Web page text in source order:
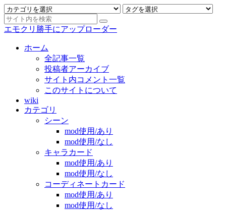
エモクリ勝手にアップローダー
ホーム
全記事一覧
投稿者アーカイブ
サイト内コメント一覧
このサイトについて
wiki
カテゴリ
シーン
mod使用/あり
mod使用/なし
キャラカード
mod使用/あり
mod使用/なし
コーディネートカード
mod使用/あり
mod使用/なし